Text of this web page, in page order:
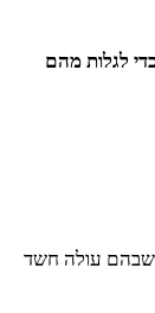
לגלות מהם
שבהם עולה חשד